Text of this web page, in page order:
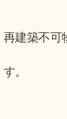
再建築不可
す。